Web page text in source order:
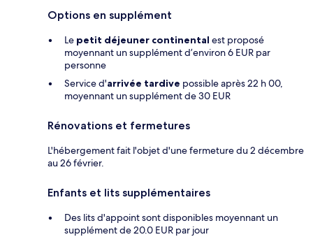
Options en supplément
Le petit déjeuner continental est proposé
moyennant un supplément d’environ 6 EUR par
personne
Service d'arrivée tardive possible après 22 h 00,
moyennant un supplément de 30 EUR
Rénovations et fermetures
L'hébergement fait l'objet d'une fermeture du 2 décembre
au 26 février.
Enfants et lits supplémentaires
Des lits d'appoint sont disponibles moyennant un
supplément de 20.0 EUR par jour